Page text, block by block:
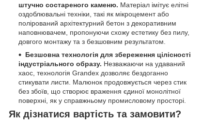
штучно состареного каменю. Матеріал імітує елітні
оздоблювальні техніки, такі як мікроцемент або
полірований архітектурний бетон з декоративним
наповнювачем, пропонуючи схожу естетику без пилу,
довгого монтажу та з безшовним результатом.
Безшовна технологія для збереження цілісності
індустріального образу. Незважаючи на удаваний
хаос, технологія Grandex дозволяє бездоганно
стикувати листи. Малюнок продовжується через стик
без збоїв, що створює враження єдиної монолітної
поверхні, як у справжньому промисловому просторі.
Як дізнатися вартість та замовити?